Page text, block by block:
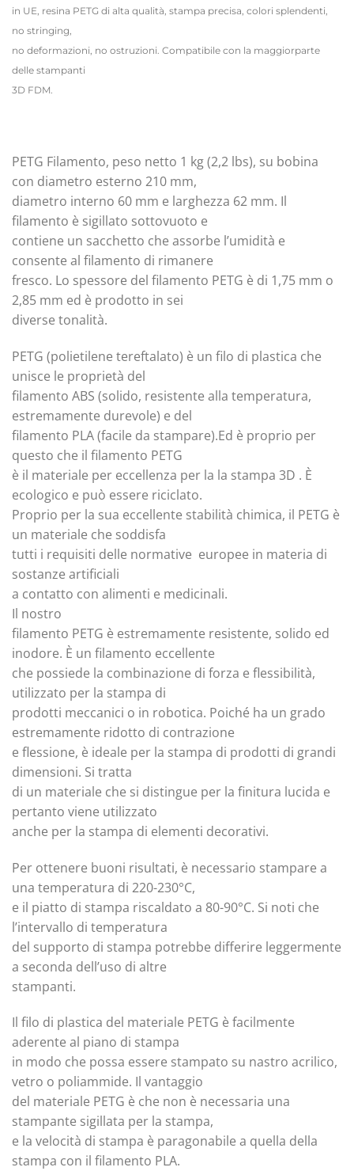
in UE, resina PETG di alta qualità, stampa precisa, colori splendenti,
no stringing,
no deformazioni, no ostruzioni. Compatibile con la maggiorparte
delle stampanti
3D FDM.
PETG Filamento, peso netto 1 kg (2,2 lbs), su bobina
con diametro esterno 210 mm,
diametro interno 60 mm e larghezza 62 mm. Il
filamento è sigillato sottovuoto e
contiene un sacchetto che assorbe l’umidità e
consente al filamento di rimanere
fresco. Lo spessore del filamento PETG è di 1,75 mm o
2,85 mm ed è prodotto in sei
diverse tonalità.
PETG (polietilene tereftalato) è un filo di plastica che
unisce le proprietà del
filamento ABS (solido, resistente alla temperatura,
estremamente durevole) e del
filamento PLA (facile da stampare).Ed è proprio per
questo che il filamento PETG
è il materiale per eccellenza per la la stampa 3D . È
ecologico e può essere riciclato.
Proprio per la sua eccellente stabilità chimica, il PETG è
un materiale che soddisfa
tutti i requisiti delle normative europee in materia di
sostanze artificiali
a contatto con alimenti e medicinali.
Il nostro
filamento PETG è estremamente resistente, solido ed
inodore. È un filamento eccellente
che possiede la combinazione di forza e flessibilità,
utilizzato per la stampa di
prodotti meccanici o in robotica. Poiché ha un grado
estremamente ridotto di contrazione
e flessione, è ideale per la stampa di prodotti di grandi
dimensioni. Si tratta
di un materiale che si distingue per la finitura lucida e
pertanto viene utilizzato
anche per la stampa di elementi decorativi.
Per ottenere buoni risultati, è necessario stampare a
una temperatura di 220-230°C,
e il piatto di stampa riscaldato a 80-90°C. Si noti che
l’intervallo di temperatura
del supporto di stampa potrebbe differire leggermente
a seconda dell’uso di altre
stampanti.
Il filo di plastica del materiale PETG è facilmente
aderente al piano di stampa
in modo che possa essere stampato su nastro acrilico,
vetro o poliammide. Il vantaggio
del materiale PETG è che non è necessaria una
stampante sigillata per la stampa,
e la velocità di stampa è paragonabile a quella della
stampa con il filamento PLA.